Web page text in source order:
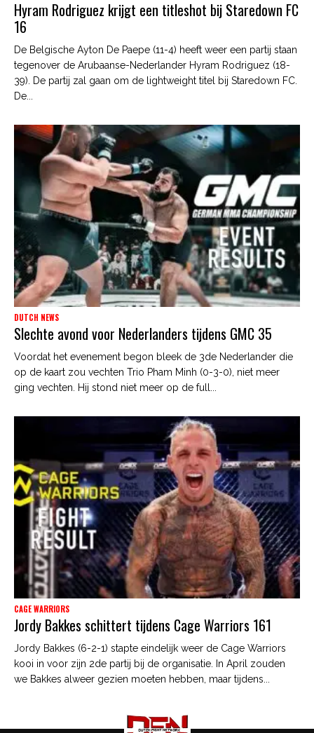
Hyram Rodriguez krijgt een titleshot bij Staredown FC
16
De Belgische Ayton De Paepe (11-4) heeft weer een partij staan
tegenover de Arubaanse-Nederlander Hyram Rodriguez (18-
39). De partij zal gaan om de lightweight titel bij Staredown FC.
De...
DUTCH NEWS
Slechte avond voor Nederlanders tijdens GMC 35
Voordat het evenement begon bleek de 3de Nederlander die
op de kaart zou vechten Trio Pham Minh (0-3-0), niet meer
ging vechten. Hij stond niet meer op de full...
CAGE WARRIORS
Jordy Bakkes schittert tijdens Cage Warriors 161
Jordy Bakkes (6-2-1) stapte eindelijk weer de Cage Warriors
kooi in voor zijn 2de partij bij de organisatie. In April zouden
we Bakkes alweer gezien moeten hebben, maar tijdens...